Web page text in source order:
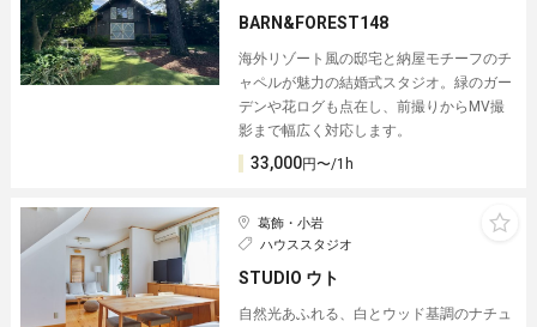
BARN&FOREST148
海外リゾート風の邸宅と納屋モチーフのチ
ャペルが魅力の結婚式スタジオ。緑のガー
デンや花ログも点在し、前撮りからMV撮
影まで幅広く対応します。
33,000円〜/1h
葛飾・小岩
ハウススタジオ
STUDIO ウト
自然光あふれる、白とウッド基調のナチュ